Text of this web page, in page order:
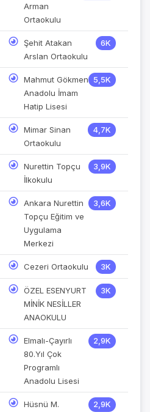
Arman
Ortaokulu
Şehit Atakan
Arslan Ortaokulu
6K
Mahmut Gökmen
Anadolu İmam
Hatip Lisesi
5,5K
Mimar Sinan
Ortaokulu
4,7K
Nurettin Topçu
İlkokulu
3,9K
Ankara Nurettin
Topçu Eğitim ve
Uygulama
Merkezi
3,6K
Cezeri Ortaokulu 3K
ÖZEL ESENYURT
MİNİK NESİLLER
ANAOKULU
3K
Elmalı-Çayırlı
80.Yıl Çok
Programlı
Anadolu Lisesi
2,9K
Hüsnü M.
2,9K